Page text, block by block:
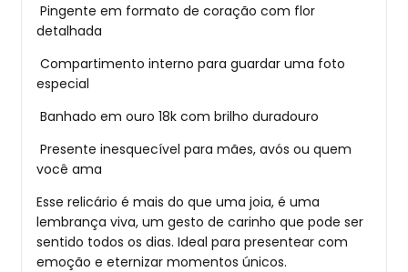
Pingente em formato de coração com flor
detalhada
Compartimento interno para guardar uma foto
especial
Banhado em ouro 18k com brilho duradouro
Presente inesquecível para mães, avós ou quem
você ama
Esse relicário é mais do que uma joia, é uma
lembrança viva, um gesto de carinho que pode ser
sentido todos os dias. Ideal para presentear com
emoção e eternizar momentos únicos.